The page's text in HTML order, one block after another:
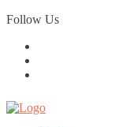
Skip
to
Follow Us